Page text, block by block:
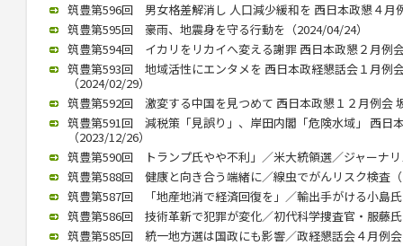
筑豊第596回 男女格差解消し 人口減少緩和を 西日本政懇４月
筑豊第595回 豪雨、地震身を守る行動を（2024/04/24）
筑豊第594回 イカリをリカイへ変える謝罪 西日本政懇２月例
筑豊第593回 地域活性にエンタメを 西日本政経懇話会１月例
（2024/02/29）
筑豊第592回 激変する中国を見つめて 西日本政懇１２月例会
筑豊第591回 減税策「見誤り」、岸田内閣「危険水域」 西日
（2023/12/26）
筑豊第590回 トランプ氏やや不利」／米大統領選／ジャーナ
筑豊第588回 健康と向き合う端緒に／線虫でがんリスク検査
筑豊第587回 「地産地消で経済回復を」／輸出手がける小島
筑豊第586回 技術革新で犯罪が変化／初代科学捜査官・服藤
筑豊第585回 統一地方選は国政にも影響／政経懇話会４月例